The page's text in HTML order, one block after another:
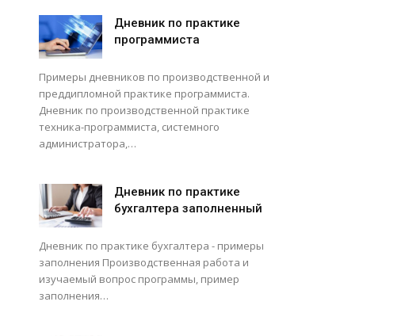
Дневник по практике
программиста
Примеры дневников по производственной и
преддипломной практике программиста.
Дневник по производственной практике
техника-программиста, системного
администратора,…
Дневник по практике
бухгалтера заполненный
Дневник по практике бухгалтера - примеры
заполнения Производственная работа и
изучаемый вопрос программы, пример
заполнения…